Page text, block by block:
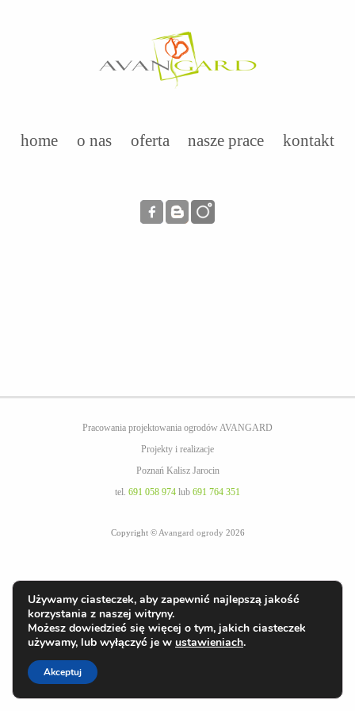
home o nas oferta nasze prace kontakt
Pracowania projektowania ogrodów AVANGARD
Projekty i realizacje
Poznań Kalisz Jarocin
tel. 691 058 974 lub 691 764 351
Copyright ©Avangard ogrody 2026
Używamy ciasteczek, aby zapewnić najlepszą jakość
korzystania z naszej witryny.
Możesz dowiedzieć się więcej o tym, jakich ciasteczek
używamy, lub wyłączyć je w ustawieniach.
Akceptuj